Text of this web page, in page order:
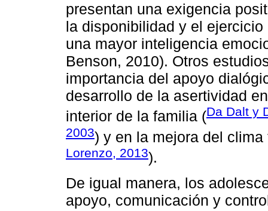
presentan una exigencia
la disponibilidad y el
una mayor inteligencia
Benson, 2010). Otros
importancia del apoyo
desarrollo de la asertividad
interior de la familia (Da Dalt y
2003) y en la mejora del clima
Lorenzo, 2013).
De igual manera, los
apoyo, comunicación y